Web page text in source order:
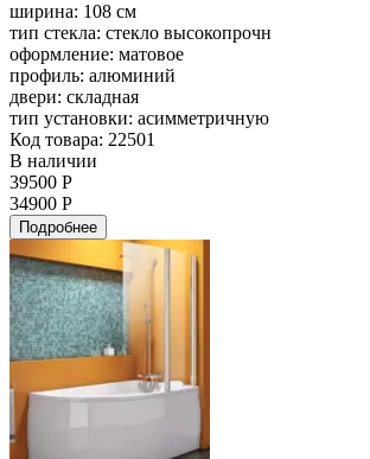
ширина: 108 см
тип стекла: стекло высокопрочн
оформление: матовое
профиль: алюминий
двери: складная
тип установки: асимметричную
Код товара: 22501
В наличии
39500 Р
34900 Р
Подробнее